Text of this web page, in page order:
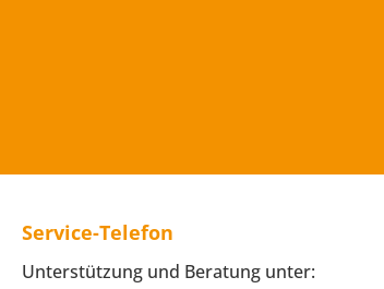
Service-Telefon
Unterstützung und Beratung unter: